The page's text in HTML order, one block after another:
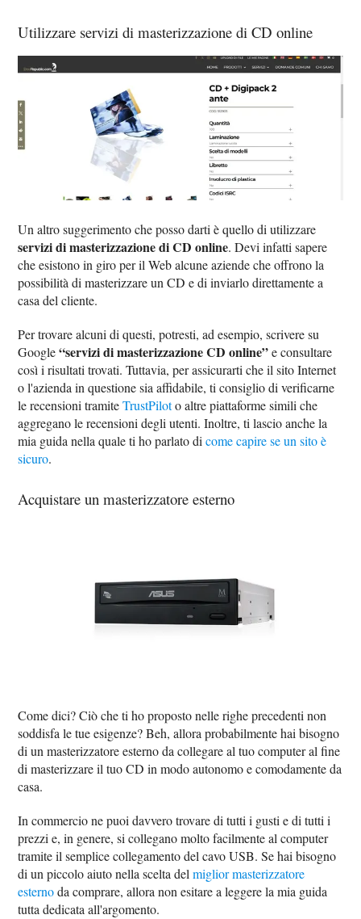
Utilizzare servizi di masterizzazione di CD online
Un altro suggerimento che posso darti è quello di utilizzare
servizi di masterizzazione di CD online. Devi infatti sapere
che esistono in giro per il Web alcune aziende che offrono la
possibilità di masterizzare un CD e di inviarlo direttamente a
casa del cliente.
Per trovare alcuni di questi, potresti, ad esempio, scrivere su
Google“servizi di masterizzazione CD online”e consultare
così i risultati trovati. Tuttavia, per assicurarti che il sito Internet
o l'azienda in questione sia affidabile, ti consiglio di verificarne
le recensioni tramiteTrustPiloto altre piattaforme simili che
aggregano le recensioni degli utenti. Inoltre, ti lascio anche la
mia guida nella quale ti ho parlato dicome capire se un sito è
sicuro.
Acquistare un masterizzatore esterno
Come dici? Ciò che ti ho proposto nelle righe precedenti non
soddisfa le tue esigenze? Beh, allora probabilmente hai bisogno
di un masterizzatore esterno da collegare al tuo computer al fine
di masterizzare il tuo CD in modo autonomo e comodamente da
casa.
In commercio ne puoi davvero trovare di tutti i gusti e di tutti i
prezzi e, in genere, si collegano molto facilmente al computer
tramite il semplice collegamento del cavo USB. Se hai bisogno
di un piccolo aiuto nella scelta delmiglior masterizzatore
esternoda comprare, allora non esitare a leggere la mia guida
tutta dedicata all'argomento.